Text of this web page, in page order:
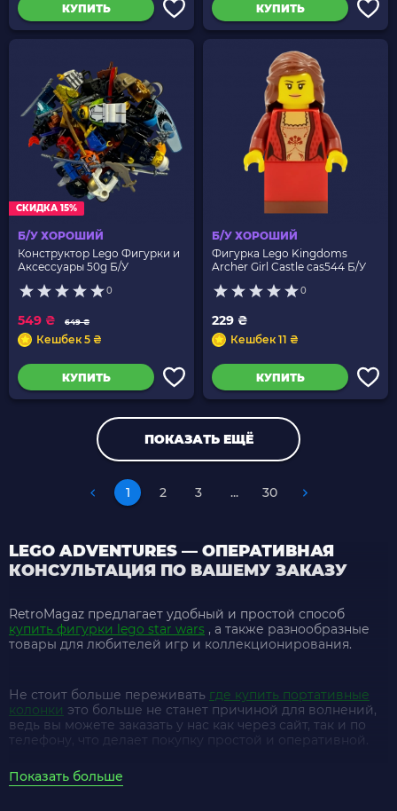
КУПИТЬ КУПИТЬ
СКИДКА 15%
Б/У ХОРОШИЙ
Конструктор Lego Фигурки и
Аксессуары 50g Б/У
0
649 ₴
549 ₴
Кешбек 5 ₴
КУПИТЬ
Б/У ХОРОШИЙ
Фигурка Lego Kingdoms
Archer Girl Castle cas544 Б/У
0
229 ₴
Кешбек 11 ₴
КУПИТЬ
ПОКАЗАТЬ ЕЩЁ
1 2 3 ... 30
LEGO ADVENTURES — ОПЕРАТИВНАЯ
КОНСУЛЬТАЦИЯ ПО ВАШЕМУ ЗАКАЗУ
RetroMagaz предлагает удобный и простой способ
купить фигурки lego star wars , а также разнообразные
товары для любителей игр и коллекционирования.
Не стоит больше переживать где купить портативные
колонки это больше не станет причиной для волнений,
ведь вы можете заказать у нас как через сайт, так и по
телефону, что делает покупку простой и оперативной.
сколько стоит sony playstation 5
Показать больше